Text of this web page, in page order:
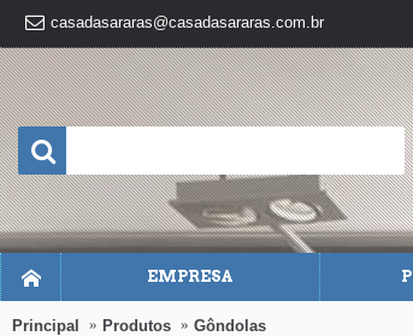
casadasararas@casadasararas.com.br
EMPRESA
Principal Produtos Gôndolas